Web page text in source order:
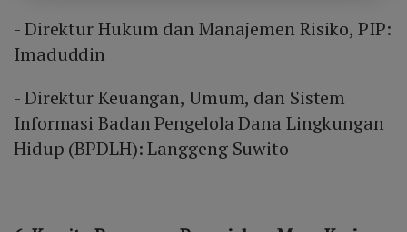
- Direktur Hukum dan Manajemen Risiko, PIP:
Imaduddin
- Direktur Keuangan, Umum, dan Sistem
Informasi Badan Pengelola Dana Lingkungan
Hidup (BPDLH): Langgeng Suwito